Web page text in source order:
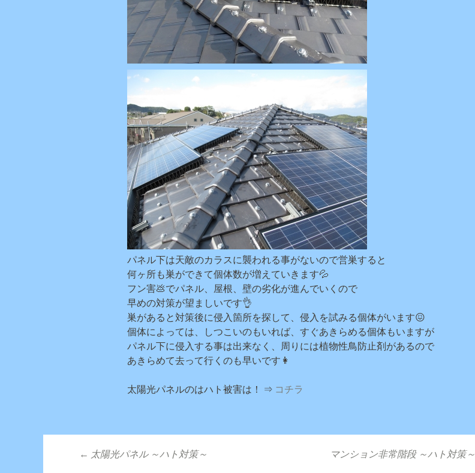
パネル下は天敵のカラスに襲われる事がないので営巣すると
何ヶ所も巣ができて個体数が増えていきます💦
フン害💩でパネル、屋根、壁の劣化が進んでいくので
早めの対策が望ましいです👌
巣があると対策後に侵入箇所を探して、侵入を試みる個体がいます😖
個体によっては、しつこいのもいれば、すぐあきらめる個体もいますが
パネル下に侵入する事は出来なく、周りには植物性鳥防止剤があるので
あきらめて去って行くのも早いです👩
太陽光パネルのはハト被害は！ ⇒ コチラ
← 太陽光パネル ～ハト対策～ マンション非常階段 ～ハト対策～